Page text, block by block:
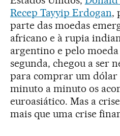
Recep Tayyip Erdogan,
parte das moedas
africano e à rupia
argentino e pelo
segunda, chegou a ser
para comprar um dólar
minuto a minuto os
euroasiático. Mas a
mais que uma crise